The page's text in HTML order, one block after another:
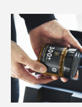
もう、取り入れな
の抜けない日々が
頼ろうかと思います